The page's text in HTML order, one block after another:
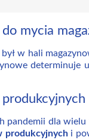
mycia
był w hali
determinuje
pandemii dla
produkcyjnychi